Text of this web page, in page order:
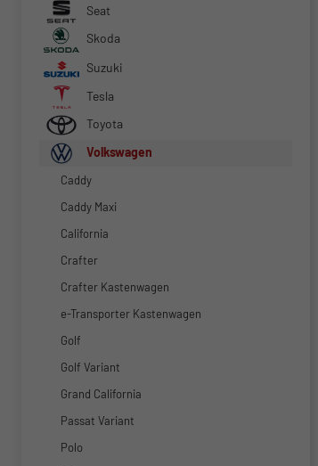
Seat
Skoda
Suzuki
Tesla
Toyota
Volkswagen
Caddy
Caddy Maxi
California
Crafter
Crafter Kastenwagen
e-Transporter Kastenwagen
Golf
Golf Variant
Grand California
Passat Variant
Polo